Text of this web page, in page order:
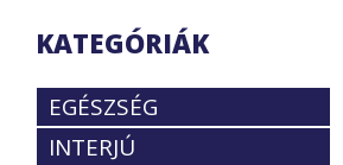
KATEGÓRIÁK
EGÉSZSÉG
INTERJÚ